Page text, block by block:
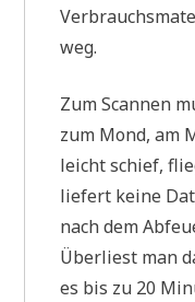
weg.
Zum Scannen
zum Mond, am
leicht schief,
liefert keine
nach dem
Überliest man
es bis zu 20